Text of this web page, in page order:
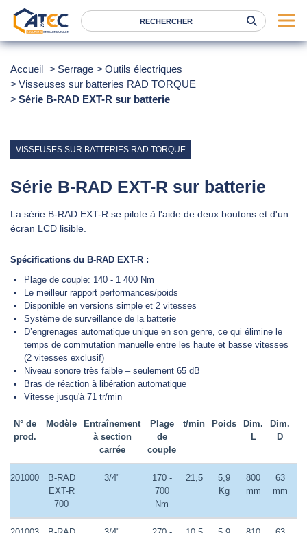
Levage
Services
Nos agences
RSE
DEMANDER UN DEVIS
Accueil Serrage
Outils électriques
Visseuses sur batteries RAD TORQUE
Série B-RAD EXT-R sur batterie
VISSEUSES SUR BATTERIES RAD TORQUE
Série B-RAD EXT-R sur batterie
La série B-RAD EXT-R se pilote à l'aide de deux boutons et d'un
écran LCD lisible.
Spécifications du B-RAD EXT-R :
Plage de couple: 140 - 1 400 Nm
Le meilleur rapport performances/poids
Disponible en versions simple et 2 vitesses
Système de surveillance de la batterie
D’engrenages automatique unique en son genre, ce qui élimine le
temps de commutation manuelle entre les haute et basse vitesses
(2 vitesses exclusif)
Niveau sonore très faible – seulement 65 dB
Bras de réaction à libération automatique
Vitesse jusqu'à 71 tr/min
N° de
prod.
Modèle
Entraînement
à section
carrée
Plage
de
couple
t/min Poids
Dim.
L
Dim.
D
201000
B-RAD
EXT-R
700
3/4"
170 -
700
Nm
21,5
5,9
Kg
800
mm
63
mm